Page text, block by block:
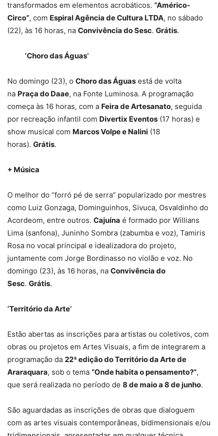
transformados em elementos acrobáticos. “Américo-
Circo”, com Espiral Agência de Cultura LTDA, no sábado
(22), às 16 horas, na Convivência do Sesc. Grátis.
‘Choro das Águas’
No domingo (23), o Choro das Águas está de volta
na Praça do Daae, na Fonte Luminosa. A programação
começa às 16 horas, com a Feira de Artesanato, seguida
por recreação infantil com Divertix Eventos (17 horas) e
show musical com Marcos Volpe e Nalini (18
horas). Grátis.
+ Música
O melhor do “forró pé de serra” popularizado por mestres
como Luiz Gonzaga, Dominguinhos, Sivuca, Osvaldinho do
Acordeom, entre outros. Cajuína é formado por Willians
Lima (sanfona), Juninho Sombra (zabumba e voz), Tamiris
Rosa no vocal principal e idealizadora do projeto,
juntamente com Jorge Bordinasso no violão e voz. No
domingo (23), às 16 horas, na Convivência do
Sesc. Grátis.
‘Território da Arte’
Estão abertas as inscrições para artistas ou coletivos, com
obras ou projetos em Artes Visuais, a fim de integrarem a
programação da 22ª edição do Território da Arte de
Araraquara, sob o tema “Onde habita o pensamento?”,
que será realizada no período de 8 de maio a 8 de junho.
São aguardadas as inscrições de obras que dialoguem
com as artes visuais contemporâneas, bidimensionais e/ou